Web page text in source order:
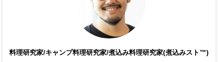
料理研究家/キャンプ料理研究家/煮込み料理研究家(煮込みスト™)